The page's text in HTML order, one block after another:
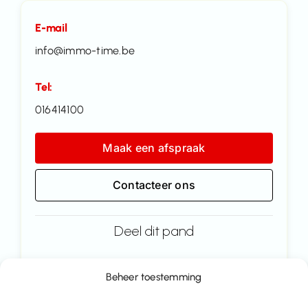
Beheer toestemming
E-mail
info@immo-time.be
Tel:
016414100
Maak een afspraak
Contacteer ons
Deel dit pand